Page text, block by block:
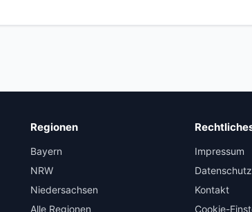
Regionen
Bayern
NRW
Niedersachsen
Alle Regionen
Impressum
Datenschutz
Kontakt
Cookie-